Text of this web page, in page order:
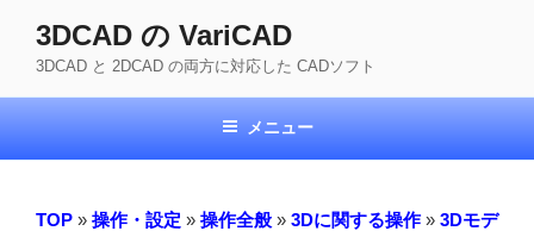
ン
へ
3DCAD の VariCAD
3DCAD と 2DCAD の両方に対応した CADソフト
メニュー
TOP » 操作・設定 » 操作全般 » 3Dに関する操作 » 3Dモデ